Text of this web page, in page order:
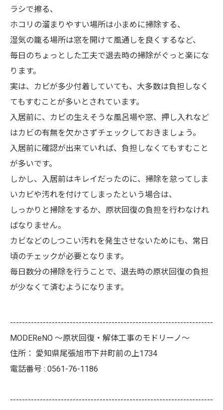
ラシで擦る、
ホコリの溜まりやすい場所は小まめに掃除する、
湿気の籠る場所は窓を開けて風通しを良くするなど、
毎日のちょっとした工夫で退去時の掃除がぐっと楽にな
ります。
実は、カビが多少付着していても、大多数は負担しなく
てもすむことが多いとされています。
入居前に、カビの生えそうな風呂場や窓、押し入れなど
はカビの有無を欠かさずチェックしておきましょう。
入居前に確認が出来ていれば、負担しなくてもすむこと
が多いです。
しかし、入居前はキレイだったのに、掃除を怠ってしま
いカビや汚れを付けてしまったという場合は、
しっかりと掃除をするか、原状回復の負担を行わなけれ
ばなりません。
カビなどのしつこい汚れを発生させないためにも、常日
頃のチェックが必要となります。
毎日数分の掃除を行うことで、退去時の原状回復の負担
が少なくて済むようになります。
--------------------------------------------------------------------
MODEReNO ～原状回復・解体工事のモドリーノ～
住所： 愛知県尾張旭市下井町前の上1734
電話番号 : 0561-76-1186
--------------------------------------------------------------------